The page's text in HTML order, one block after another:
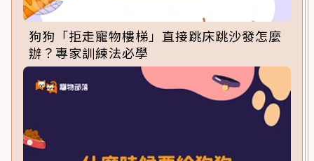
狗狗「拒走寵物樓梯」直接跳床跳沙發怎麼
辦？專家訓練法必學